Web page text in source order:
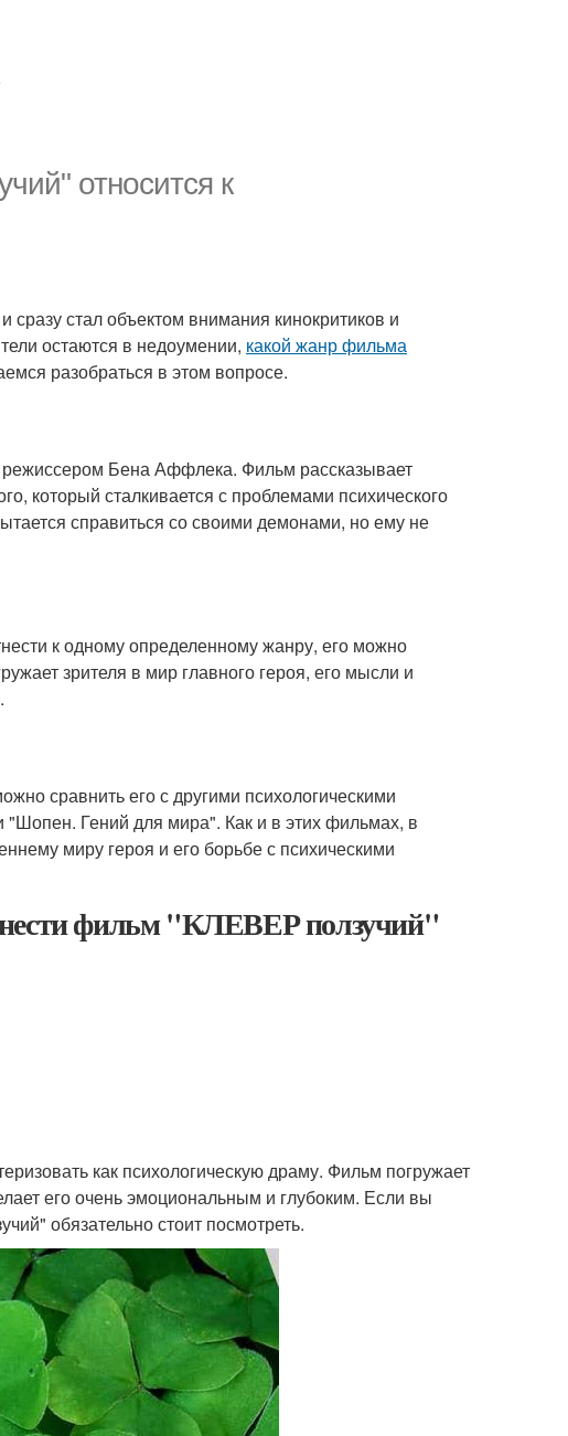
относится к
стал объектом внимания кинокритиков и
остаются в недоумении, какой жанр фильма
разобраться в этом вопросе.
Бена Аффлека. Фильм рассказывает
который сталкивается с проблемами психического
справиться со своими демонами, но ему не
к одному определенному жанру, его можно
зрителя в мир главного героя, его мысли и
сравнить его с другими психологическими
"Шопен. Гений для мира". Как и в этих фильмах, в
миру героя и его борьбе с психическими
фильм "КЛЕВЕР ползучий"
как психологическую драму. Фильм погружает
его очень эмоциональным и глубоким. Если вы
обязательно стоит посмотреть.